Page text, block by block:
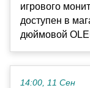
игрового
доступен в
дюймовой
14:00, 11 Сен